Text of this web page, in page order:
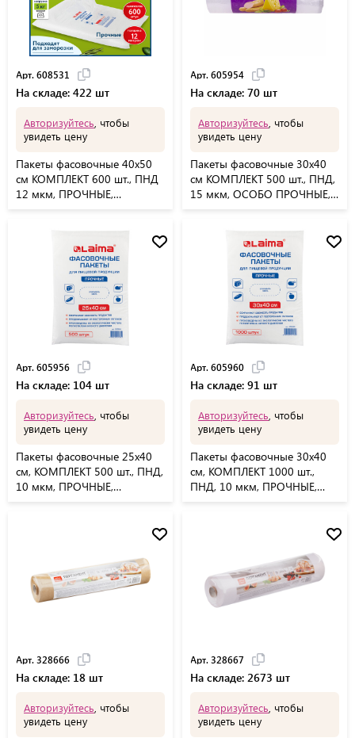
Арт. 608531
На складе: 422 шт
Авторизуйтесь , чтобы
увидеть цену
Пакеты фасовочные 40х50
см КОМПЛЕКТ 600 шт., ПНД
12 мкм, ПРОЧНЫЕ,
Арт. 605954
На складе: 70 шт
Авторизуйтесь , чтобы
увидеть цену
Пакеты фасовочные 30х40
см КОМПЛЕКТ 500 шт., ПНД,
15 мкм, ОСОБО ПРОЧНЫЕ,
Арт. 605956
На складе: 104 шт
Авторизуйтесь , чтобы
увидеть цену
Пакеты фасовочные 25х40
см, КОМПЛЕКТ 500 шт., ПНД,
10 мкм, ПРОЧНЫЕ,
Арт. 605960
На складе: 91 шт
Авторизуйтесь , чтобы
увидеть цену
Пакеты фасовочные 30х40
см, КОМПЛЕКТ 1000 шт.,
ПНД, 10 мкм, ПРОЧНЫЕ,
Арт. 328666
На складе: 18 шт
Авторизуйтесь , чтобы
увидеть цену
Арт. 328667
На складе: 2673 шт
Авторизуйтесь , чтобы
увидеть цену